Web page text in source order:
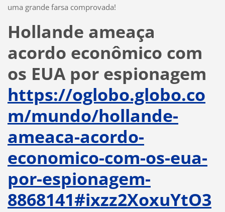
uma grande farsa comprovada!
Hollande ameaça
acordo econômico com
os EUA por espionagem
https://oglobo.globo.co
m/mundo/hollande-
ameaca-acordo-
economico-com-os-eua-
por-espionagem-
8868141#ixzz2XoxuYtO3